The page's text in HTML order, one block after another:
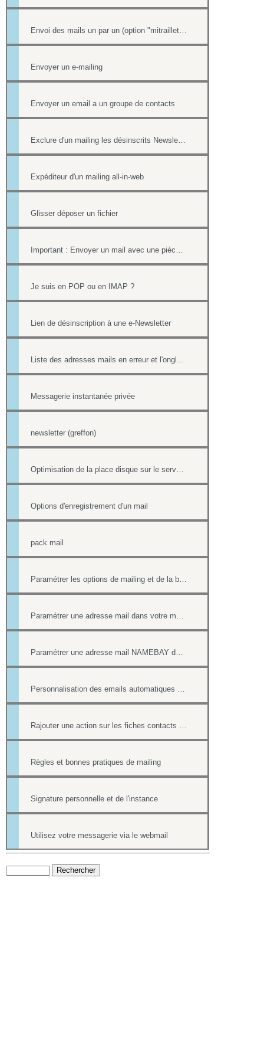
Envoi des mails un par un (option "mitraillette")
Envoyer un e-mailing
Envoyer un email a un groupe de contacts
Exclure d'un mailing les désinscrits Newsletter et les mails en erreur
Expéditeur d'un mailing all-in-web
Glisser déposer un fichier
Important : Envoyer un mail avec une pièce jointe sans erreur
Je suis en POP ou en IMAP ?
Lien de désinscription à une e-Newsletter
Liste des adresses mails en erreur et l'onglet Reporting
Messagerie instantanée privée
newsletter (greffon)
Optimisation de la place disque sur le serveur de mail
Options d'enregistrement d'un mail
pack mail
Paramétrer les options de mailing et de la boîte contact
Paramétrer une adresse mail dans votre messagerie
Paramétrer une adresse mail NAMEBAY dans votre messagerie
Personnalisation des emails automatiques avec présence des login / mot de passe
Rajouter une action sur les fiches contacts de chacun des destinataires d'un mailing
Règles et bonnes pratiques de mailing
Signature personnelle et de l'instance
Utilisez votre messagerie via le webmail